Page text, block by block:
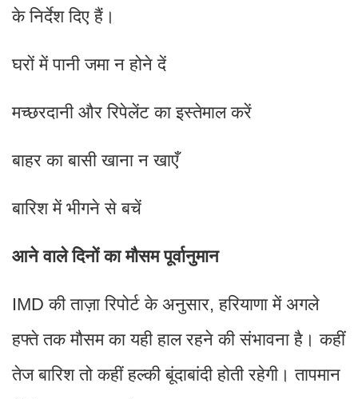
के निर्देश दिए हैं।
घरों में पानी जमा न होने दें
मच्छरदानी और रिपेलेंट का इस्तेमाल करें
बाहर का बासी खाना न खाएँ
बारिश में भीगने से बचें
आने वाले दिनों का मौसम पूर्वानुमान
IMD की ताज़ा रिपोर्ट के अनुसार, हरियाणा में अगले
हफ्ते तक मौसम का यही हाल रहने की संभावना है। कहीं
तेज बारिश तो कहीं हल्की बूंदाबांदी होती रहेगी। तापमान